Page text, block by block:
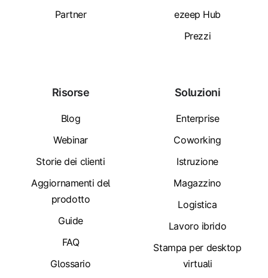
Partner
ezeep Hub
Prezzi
Risorse
Blog
Webinar
Storie dei clienti
Aggiornamenti del
prodotto
Guide
FAQ
Glossario
Soluzioni
Enterprise
Coworking
Istruzione
Magazzino
Logistica
Lavoro ibrido
Stampa per desktop
virtuali